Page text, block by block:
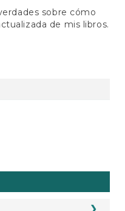
sobre cómo
de mis libros.